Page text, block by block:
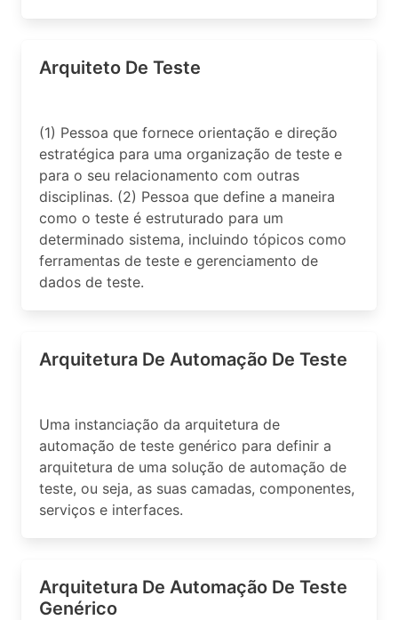
Arquiteto De Teste
(1) Pessoa que fornece orientação e direção
estratégica para uma organização de teste e
para o seu relacionamento com outras
disciplinas. (2) Pessoa que define a maneira
como o teste é estruturado para um
determinado sistema, incluindo tópicos como
ferramentas de teste e gerenciamento de
dados de teste.
Arquitetura De Automação De Teste
Uma instanciação da arquitetura de
automação de teste genérico para definir a
arquitetura de uma solução de automação de
teste, ou seja, as suas camadas, componentes,
serviços e interfaces.
Arquitetura De Automação De Teste
Genérico